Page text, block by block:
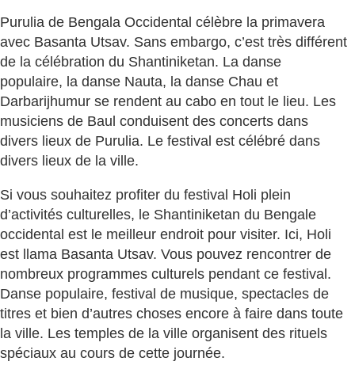
Purulia de Bengala Occidental célèbre la primavera
avec Basanta Utsav. Sans embargo, c’est très différent
de la célébration du Shantiniketan. La danse
populaire, la danse Nauta, la danse Chau et
Darbarijhumur se rendent au cabo en tout le lieu. Les
musiciens de Baul conduisent des concerts dans
divers lieux de Purulia. Le festival est célébré dans
divers lieux de la ville.
Si vous souhaitez profiter du festival Holi plein
d’activités culturelles, le Shantiniketan du Bengale
occidental est le meilleur endroit pour visiter. Ici, Holi
est llama Basanta Utsav. Vous pouvez rencontrer de
nombreux programmes culturels pendant ce festival.
Danse populaire, festival de musique, spectacles de
titres et bien d’autres choses encore à faire dans toute
la ville. Les temples de la ville organisent des rituels
spéciaux au cours de cette journée.